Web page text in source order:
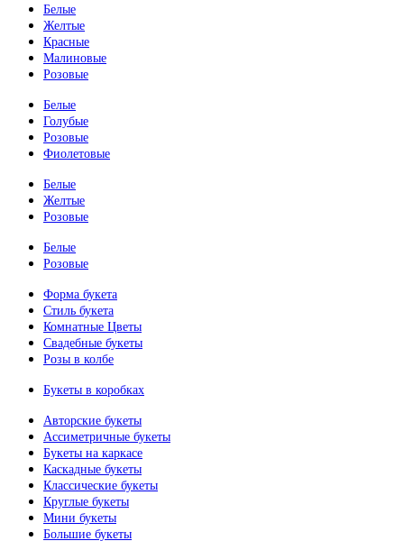
Белые
Желтые
Красные
Малиновые
Розовые
Белые
Голубые
Розовые
Фиолетовые
Белые
Желтые
Розовые
Белые
Розовые
Форма букета
Стиль букета
Комнатные Цветы
Свадебные букеты
Розы в колбе
Букеты в коробках
Авторские букеты
Ассиметричные букеты
Букеты на каркасе
Каскадные букеты
Классические букеты
Круглые букеты
Мини букеты
Большие букеты